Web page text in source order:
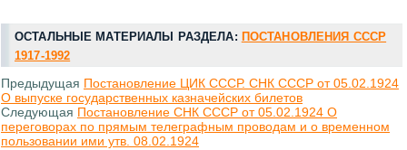
ОСТАЛЬНЫЕ МАТЕРИАЛЫ РАЗДЕЛА: ПОСТАНОВЛЕНИЯ СССР
1917-1992
Предыдущая Постановление ЦИК СССР. СНК СССР от 05.02.1924
О выпуске государственных казначейских билетов
Следующая Постановление СНК СССР от 05.02.1924 О
переговорах по прямым телеграфным проводам и о временном
пользовании ими утв. 08.02.1924